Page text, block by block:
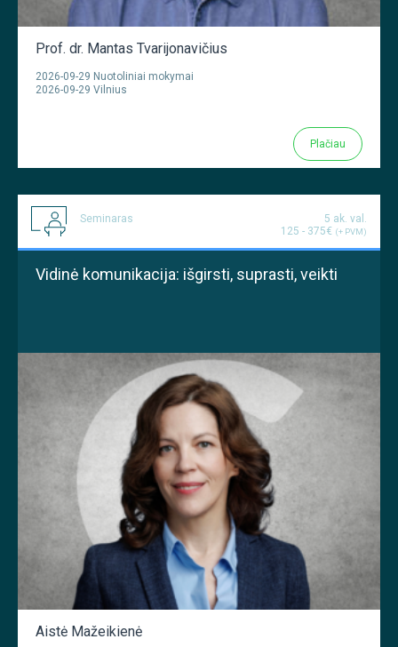
Prof. dr. Mantas Tvarijonavičius
2026-09-29 Nuotoliniai mokymai
2026-09-29 Vilnius
Plačiau
Seminaras
5 ak. val.
125 - 375€ (+ PVM)
Vidinė komunikacija: išgirsti, suprasti, veikti
Aistė Mažeikienė